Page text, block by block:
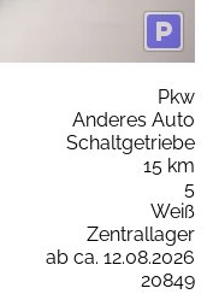
Pkw
Anderes Auto
Schaltgetriebe
15 km
5
Weiß
Zentrallager
ab ca. 12.08.2026
20849